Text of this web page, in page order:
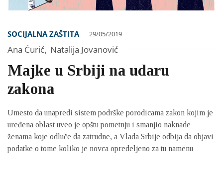
SOCIJALNA ZAŠTITA 29/05/2019
Ana Ćurić, Natalija Jovanović
Majke u Srbiji na udaru
zakona
Umesto da unapredi sistem podrške porodicama zakon kojim je
uređena oblast uveo je opštu pometnju i smanjio naknade
ženama koje odluče da zatrudne, a Vlada Srbije odbija da objavi
podatke o tome koliko je novca opredeljeno za tu namenu